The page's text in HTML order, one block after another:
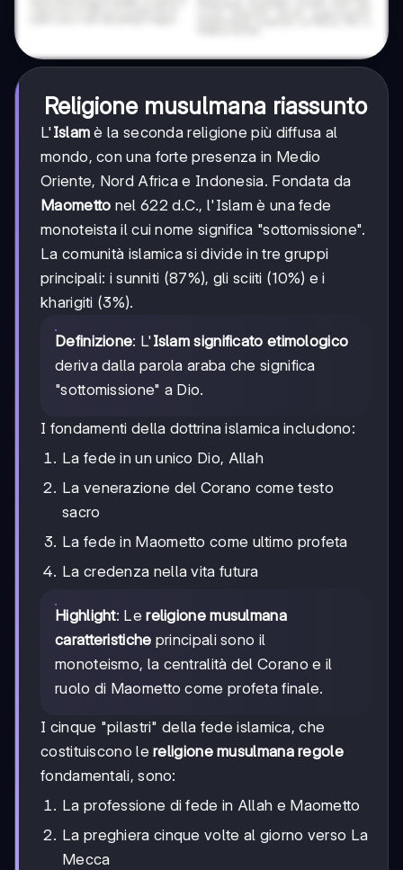
Religione musulmana riassunto
L'Islam è la seconda religione più diffusa al
mondo, con una forte presenza in Medio
Oriente, Nord Africa e Indonesia. Fondata da
Maometto nel 622 d.C., l'Islam è una fede
monoteista il cui nome significa "sottomissione".
La comunità islamica si divide in tre gruppi
principali: i sunniti (87%), gli sciiti (10%) e i
kharigiti (3%).
Definizione: L'Islam significato etimologico
deriva dalla parola araba che significa
"sottomissione" a Dio.
I fondamenti della dottrina islamica includono:
La fede in un unico Dio, Allah
La venerazione del Corano come testo
sacro
La fede in Maometto come ultimo profeta
La credenza nella vita futura
Highlight: Lereligione musulmana
caratteristiche principali sono il
monoteismo, la centralità del Corano e il
ruolo di Maometto come profeta finale.
I cinque "pilastri" della fede islamica, che
costituiscono lereligione musulmana regole
fondamentali, sono:
La professione di fede in Allah e Maometto
La preghiera cinque volte al giorno verso La
Mecca